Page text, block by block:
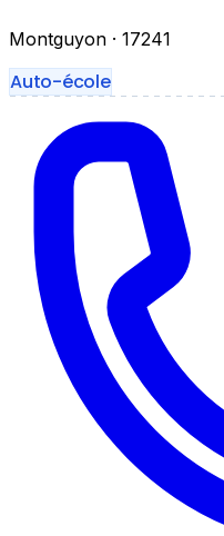
Montguyon · 17241
Auto-école